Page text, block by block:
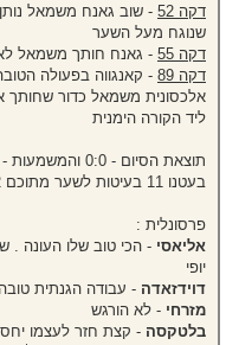
דקה 52
- שוב גאנח משמאל נותן
שנוגח מעל השער
דקה 55
- גאנח חותך משמאל לאמצע ובועט
דקה 89
אלכסונית משמאל כדור שחותך
ליד הקורה הימנית
תוצאת הסיום - 0:0 והמשמעות - באר שבע מודחת סופית מאירופה.
בעטנו 11 בעיטות לשער מתוכם 2 למסגרת .
פרסונלית :
אליאסי- הכי טוב שלו העונה .
יופי
דוידזאדה- עבודה הגנתית
מזרחי- לא הורגש
בלטקסה- קצת חזר לעצמו